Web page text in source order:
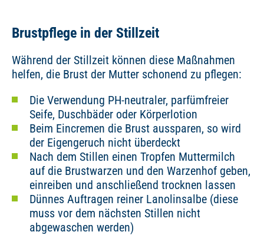
Brustpflege in der Stillzeit
Während der Stillzeit können diese Maßnahmen
helfen, die Brust der Mutter schonend zu pflegen:
Die Verwendung PH-neutraler, parfümfreier
Seife, Duschbäder oder Körperlotion
Beim Eincremen die Brust aussparen, so wird
der Eigengeruch nicht überdeckt
Nach dem Stillen einen Tropfen Muttermilch
auf die Brustwarzen und den Warzenhof geben,
einreiben und anschließend trocknen lassen
Dünnes Auftragen reiner Lanolinsalbe (diese
muss vor dem nächsten Stillen nicht
abgewaschen werden)